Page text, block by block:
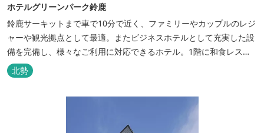
ホテルグリーンパーク鈴鹿
鈴鹿サーキットまで車で10分で近く、ファミリーやカップルのレジ
ャーや観光拠点として最適。またビジネスホテルとして充実した設
備を完備し、様々なご利用に対応できるホテル。1階に和食レスト
ランみやびを併設。
北勢